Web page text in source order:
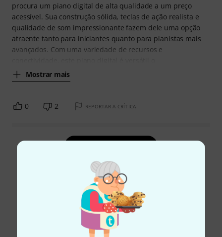
procura um piano digital de alta qualidade a um preço
acessível. Sua construção sólida, teclas de ação realista e
qualidade de som impressionante fazem dele uma opção
atraente tanto para iniciantes quanto para pianistas mais
avançados. Com uma variedade de recursos e
Mostrar mais
0 2 REPORTAR A CRÍTICA
Sabia?
Guia Online